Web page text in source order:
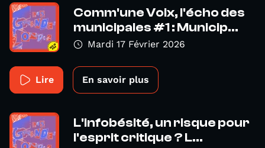
Comm'une Voix, l'écho des
municipales #1 : Municip...
Mardi 17 Février 2026
Lire En savoir plus
L'infobésité, un risque pour
l'esprit critique ? L...